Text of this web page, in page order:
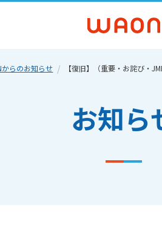
からのお知らせ 【復旧】（重要・お詫び・
お知ら